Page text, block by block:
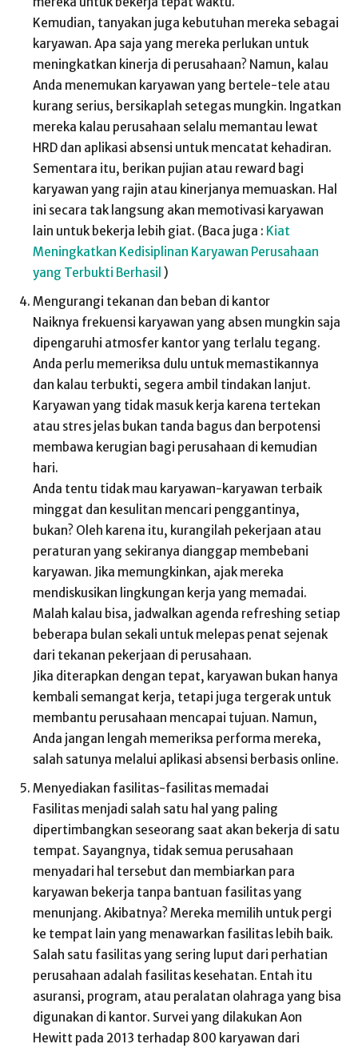
Kemudian, tanyakan juga kebutuhan mereka sebagai
karyawan. Apa saja yang mereka perlukan untuk
meningkatkan kinerja di perusahaan? Namun, kalau
Anda menemukan karyawan yang bertele-tele atau
kurang serius, bersikaplah setegas mungkin. Ingatkan
mereka kalau perusahaan selalu memantau lewat
HRD dan aplikasi absensi untuk mencatat kehadiran.
Sementara itu, berikan pujian atau reward bagi
karyawan yang rajin atau kinerjanya memuaskan. Hal
ini secara tak langsung akan memotivasi karyawan
lain untuk bekerja lebih giat. (Baca juga : Kiat
Meningkatkan Kedisiplinan Karyawan Perusahaan
yang Terbukti Berhasil )
Mengurangi tekanan dan beban di kantor
Naiknya frekuensi karyawan yang absen mungkin saja
dipengaruhi atmosfer kantor yang terlalu tegang.
Anda perlu memeriksa dulu untuk memastikannya
dan kalau terbukti, segera ambil tindakan lanjut.
Karyawan yang tidak masuk kerja karena tertekan
atau stres jelas bukan tanda bagus dan berpotensi
membawa kerugian bagi perusahaan di kemudian
hari.
Anda tentu tidak mau karyawan-karyawan terbaik
minggat dan kesulitan mencari penggantinya,
bukan? Oleh karena itu, kurangilah pekerjaan atau
peraturan yang sekiranya dianggap membebani
karyawan. Jika memungkinkan, ajak mereka
mendiskusikan lingkungan kerja yang memadai.
Malah kalau bisa, jadwalkan agenda refreshing setiap
beberapa bulan sekali untuk melepas penat sejenak
dari tekanan pekerjaan di perusahaan.
Jika diterapkan dengan tepat, karyawan bukan hanya
kembali semangat kerja, tetapi juga tergerak untuk
membantu perusahaan mencapai tujuan. Namun,
Anda jangan lengah memeriksa performa mereka,
salah satunya melalui aplikasi absensi berbasis online.
Menyediakan fasilitas-fasilitas memadai
Fasilitas menjadi salah satu hal yang paling
dipertimbangkan seseorang saat akan bekerja di satu
tempat. Sayangnya, tidak semua perusahaan
menyadari hal tersebut dan membiarkan para
karyawan bekerja tanpa bantuan fasilitas yang
menunjang. Akibatnya? Mereka memilih untuk pergi
ke tempat lain yang menawarkan fasilitas lebih baik.
Salah satu fasilitas yang sering luput dari perhatian
perusahaan adalah fasilitas kesehatan. Entah itu
asuransi, program, atau peralatan olahraga yang bisa
digunakan di kantor. Survei yang dilakukan Aon
Hewitt pada 2013 terhadap 800 karyawan dari